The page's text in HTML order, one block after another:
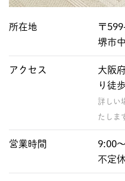
所在地
〒
堺市
アクセス
大阪
り徒
詳しい
たしま
営業時間
9:00
不定休